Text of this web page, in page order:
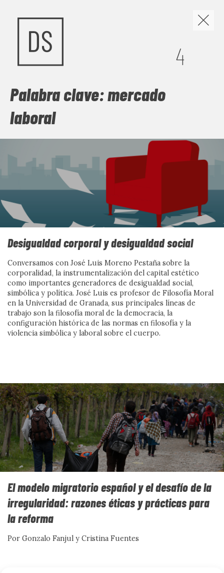
Los discursos de odio y
la construcción de
nuevas narrativas
Cuando el miedo se organiza en discursos, políticas y
número mira de frente los discursos de odio, pero no se
queda en la denuncia: busca las grietas por donde abrir
comunidad. Frente a la sospecha, propone
contranarrativas capaces de escuchar, vincular y sostener
vidas dignas, para imaginar juntas una sociedad menos
herida y más habitable.
EDITORIAL
A FONDO
CON VOZ PROPIA
ACCIÓN SOCIAL
CIENCIA SOCIAL
DOCUMENTACIÓN
CONVERSAMOS
EDITORIAL
4
Palabra clave: mercado
laboral
Desigualdad corporal y desigualdad social
Conversamos con José Luis Moreno Pestaña sobre la
corporalidad, la instrumentalización del capital estético
como importantes generadores de desigualdad social,
simbólica y política. José Luis es profesor de Filosofía Moral
en la Universidad de Granada, sus principales líneas de
trabajo son la filosofía moral de la democracia, la
configuración histórica de las normas en filosofía y la
violencia simbólica y laboral sobre el cuerpo.
El modelo migratorio español y el desafío de la
irregularidad: razones éticas y prácticas para
la reforma
Por Gonzalo Fanjul y Cristina Fuentes